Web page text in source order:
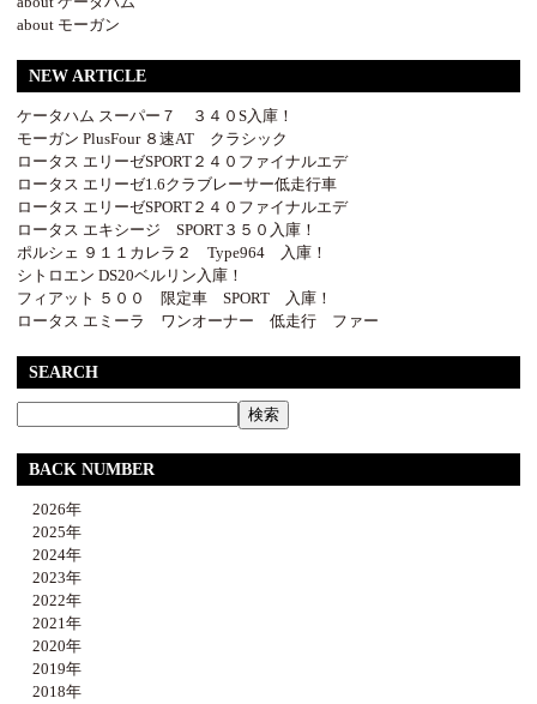
about モーガン
NEW ARTICLE
ケータハム スーパー７ ３４０S入庫！
モーガン PlusFour ８速AT クラシック
ロータス エリーゼSPORT２４０ファイナルエデ
ロータス エリーゼ1.6クラブレーサー低走行車
ロータス エリーゼSPORT２４０ファイナルエデ
ロータス エキシージ SPORT３５０入庫！
ポルシェ ９１１カレラ２ Type964 入庫！
シトロエン DS20ベルリン入庫！
フィアット ５００ 限定車 SPORT 入庫！
ロータス エミーラ ワンオーナー 低走行 ファー
SEARCH
BACK NUMBER
2026年
2025年
2024年
2023年
2022年
2021年
2020年
2019年
2018年